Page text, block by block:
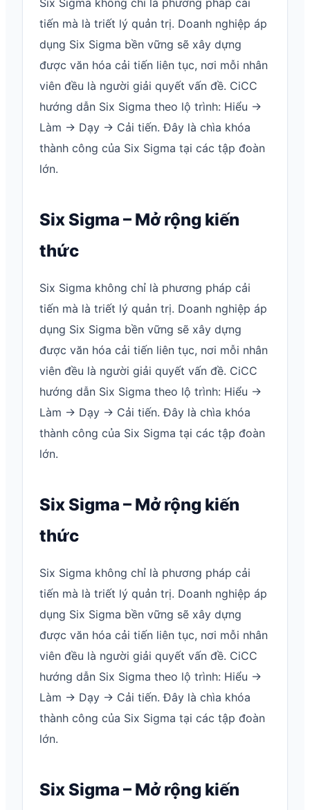
Six Sigma không chỉ là phương pháp cải
tiến mà là triết lý quản trị. Doanh nghiệp áp
dụng Six Sigma bền vững sẽ xây dựng
được văn hóa cải tiến liên tục, nơi mỗi nhân
viên đều là người giải quyết vấn đề. CiCC
hướng dẫn Six Sigma theo lộ trình: Hiểu →
Làm → Dạy → Cải tiến. Đây là chìa khóa
thành công của Six Sigma tại các tập đoàn
lớn.
Six Sigma – Mở rộng kiến
thức
Six Sigma không chỉ là phương pháp cải
tiến mà là triết lý quản trị. Doanh nghiệp áp
dụng Six Sigma bền vững sẽ xây dựng
được văn hóa cải tiến liên tục, nơi mỗi nhân
viên đều là người giải quyết vấn đề. CiCC
hướng dẫn Six Sigma theo lộ trình: Hiểu →
Làm → Dạy → Cải tiến. Đây là chìa khóa
thành công của Six Sigma tại các tập đoàn
lớn.
Six Sigma – Mở rộng kiến
thức
Six Sigma không chỉ là phương pháp cải
tiến mà là triết lý quản trị. Doanh nghiệp áp
dụng Six Sigma bền vững sẽ xây dựng
được văn hóa cải tiến liên tục, nơi mỗi nhân
viên đều là người giải quyết vấn đề. CiCC
hướng dẫn Six Sigma theo lộ trình: Hiểu →
Làm → Dạy → Cải tiến. Đây là chìa khóa
thành công của Six Sigma tại các tập đoàn
lớn.
Six Sigma – Mở rộng kiến